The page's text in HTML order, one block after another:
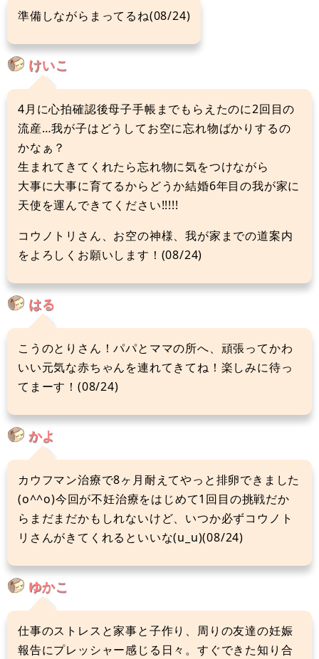
準備しながらまってるね(08/24)
けいこ
4月に心拍確認後母子手帳までもらえたのに2回目の
流産…我が子はどうしてお空に忘れ物ばかりするの
かなぁ？
生まれてきてくれたら忘れ物に気をつけながら
大事に大事に育てるからどうか結婚6年目の我が家に
天使を運んできてください!!!!!
コウノトリさん、お空の神様、我が家までの道案内
をよろしくお願いします！(08/24)
はる
こうのとりさん！パパとママの所へ、頑張ってかわ
いい元気な赤ちゃんを連れてきてね！楽しみに待っ
てまーす！(08/24)
かよ
カウフマン治療で8ヶ月耐えてやっと排卵できました
(o^^o)今回が不妊治療をはじめて1回目の挑戦だか
らまだまだかもしれないけど、いつか必ずコウノト
リさんがきてくれるといいな(u_u)(08/24)
ゆかこ
仕事のストレスと家事と子作り、周りの友達の妊娠
報告にプレッシャー感じる日々。すぐできた知り合